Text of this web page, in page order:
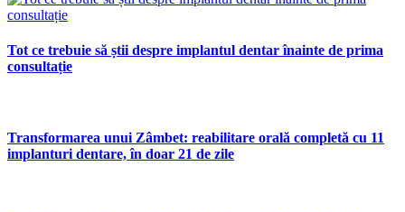
Tot ce trebuie să știi despre implantul dentar înainte de prima
consultație
Transformarea unui Zâmbet: reabilitare orală completă cu 11
implanturi dentare, în doar 21 de zile